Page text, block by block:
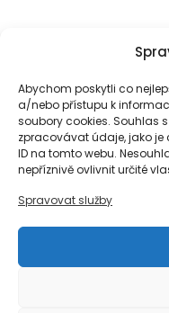
Abychom poskytli co
a/nebo přístupu k
soubory cookies. Souhlas
zpracovávat údaje, jako
ID na tomto webu.
nepříznivě ovlivnit určité
Spravovat služby
Zásady